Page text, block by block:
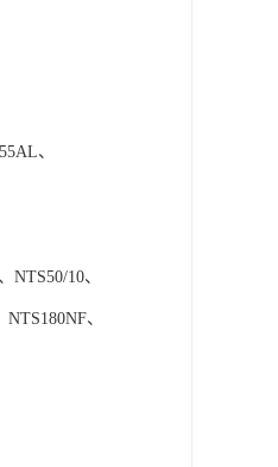
、
NTS50/10、
、